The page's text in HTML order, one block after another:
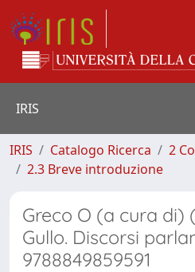
IRIS
IRIS Catalogo Ricerca
2
2.3 Breve introduzione
Greco O (a cura di)
Gullo. Discorsi
9788849859591